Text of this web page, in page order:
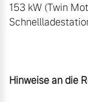
153 kW (Twin
Hinweise an die